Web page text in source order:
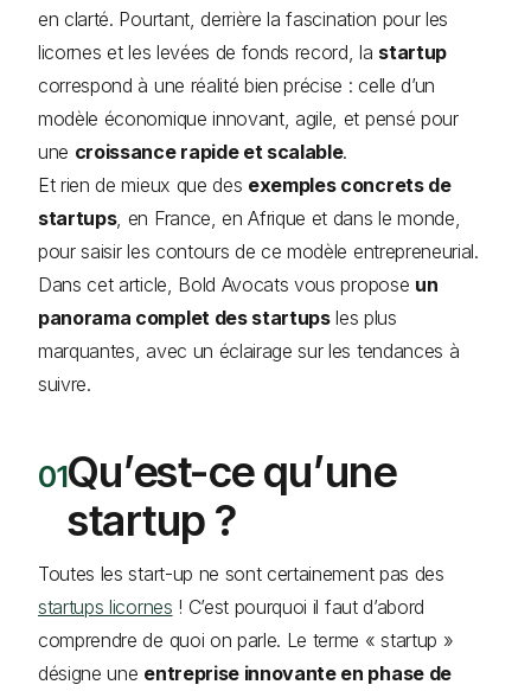
en clarté. Pourtant, derrière la fascination pour les
licornes et les levées de fonds record, la startup
correspond à une réalité bien précise : celle d’un
modèle économique innovant, agile, et pensé pour
une croissance rapide et scalable.
Et rien de mieux que des exemples concrets de
startups, en France, en Afrique et dans le monde,
pour saisir les contours de ce modèle entrepreneurial.
Dans cet article, Bold Avocats vous propose un
panorama complet des startupsles plus
marquantes, avec un éclairage sur les tendances à
suivre.
Qu’est-ce qu’une
startup ?
Toutes les start-up ne sont certainement pas des
startups licornes ! C’est pourquoi il faut d’abord
comprendre de quoi on parle. Le terme « startup »
désigne une entreprise innovante en phase de